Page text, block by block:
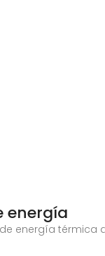
energía
energía térmica